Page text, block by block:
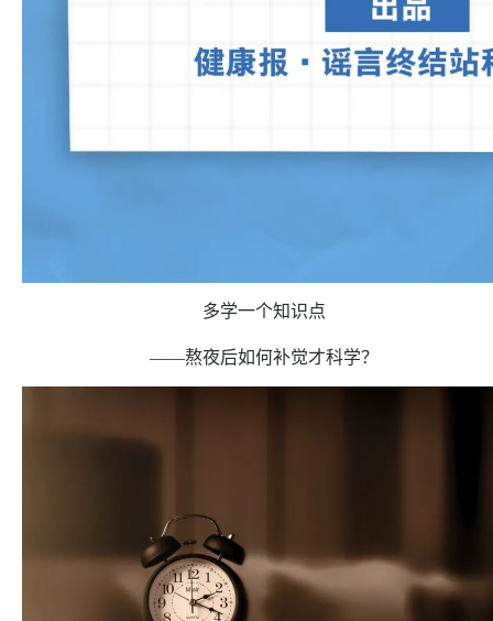
多学一个知识点
——熬夜后如何补觉才科学？